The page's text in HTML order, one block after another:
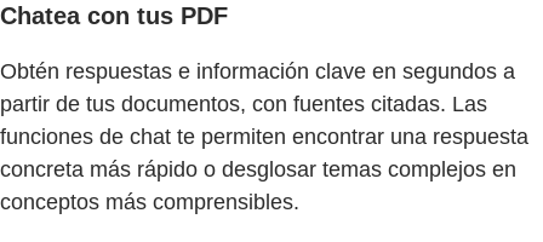
Chatea con tus PDF
Obtén respuestas e información clave en segundos a
partir de tus documentos, con fuentes citadas. Las
funciones de chat te permiten encontrar una respuesta
concreta más rápido o desglosar temas complejos en
conceptos más comprensibles.